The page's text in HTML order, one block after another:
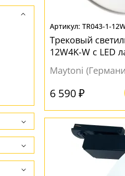
TR043-1-
Трековый
12W4K-W с LED
Maytoni
6 590 ₽